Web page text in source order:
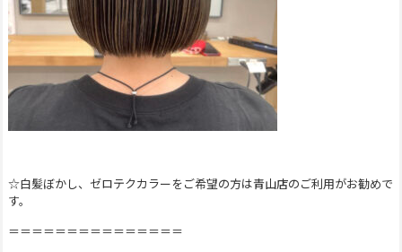
☆白髪ぼかし、ゼロテクカラーをご希望の方は青山店のご利用がお勧めで
す。
＝＝＝＝＝＝＝＝＝＝＝＝＝＝＝